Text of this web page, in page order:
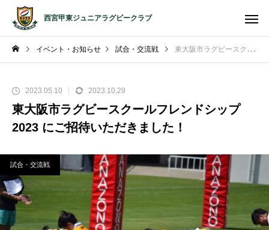
西宮甲東ジュニアラグビークラブ
イベント・お知らせ 試合・交流戦 東大阪市ラグビースクールフレンドシップ2023 にご招待いただきました！
2023.05.10 2023.10.29
東大阪市ラグビースクールフレンドシップ
2023 にご招待いただきました！
試合・交流戦